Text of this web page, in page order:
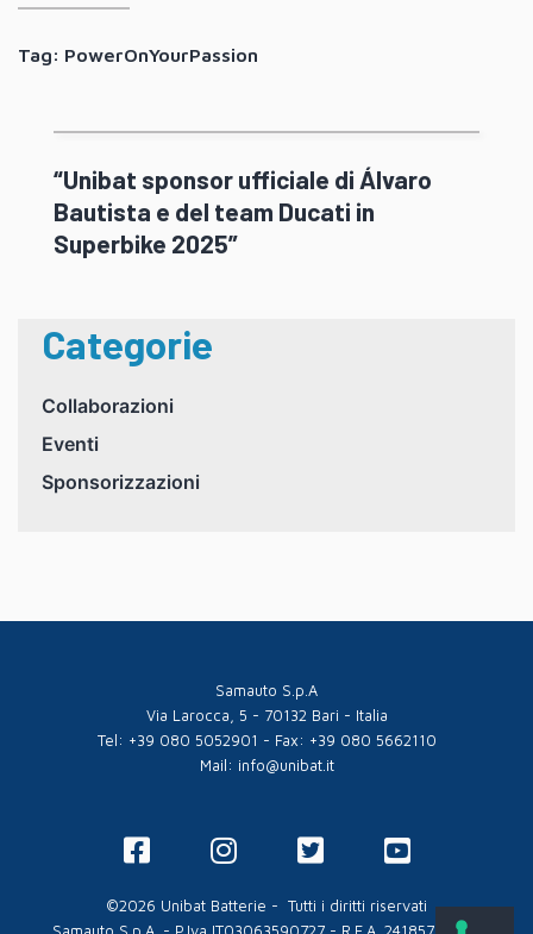
Tag: PowerOnYourPassion
“Unibat sponsor ufficiale di Álvaro
Bautista e del team Ducati in
Superbike 2025”
Categorie
Collaborazioni
Eventi
Sponsorizzazioni
Samauto S.p.A
Via Larocca, 5 - 70132 Bari - Italia
Tel: +39 080 5052901 - Fax: +39 080 5662110
Mail: info@unibat.it
©2026 Unibat Batterie - Tutti i diritti riservati